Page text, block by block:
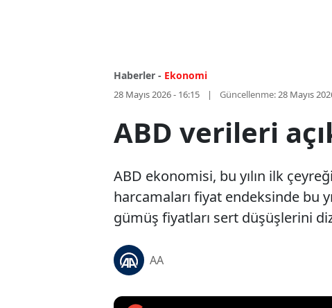
Haberler - Ekonomi
28 Mayıs 2026 - 16:15 Güncellenme:28 Mayıs
ABD verileri
ABD ekonomisi, bu yılın ilk
harcamaları fiyat endeksinde bu
gümüş fiyatları sert düşüşlerini
AA